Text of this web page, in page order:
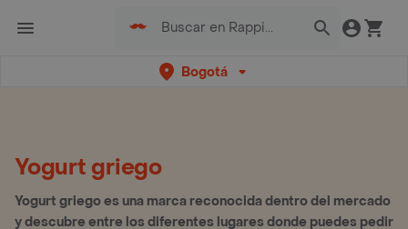
Bogotá
Yogurt griego
Yogurt griego es una marca reconocida dentro del mercado
y descubre entre los diferentes lugares donde puedes pedir